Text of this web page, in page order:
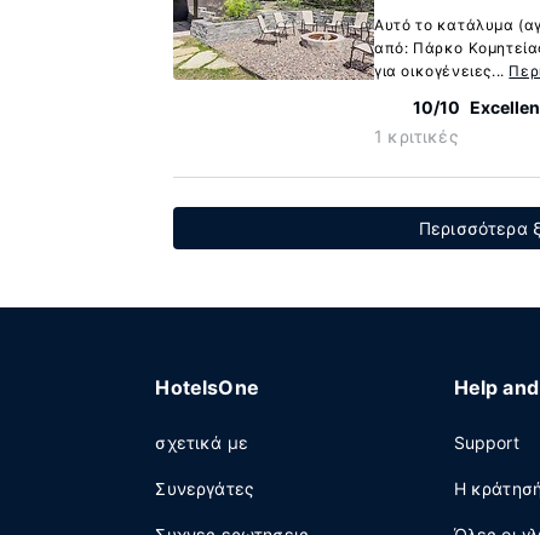
Αυτό το κατάλυμα
από: Πάρκο
για οικογένειες...
10/10
1 κριτικές
Περισσότερα
HotelsOne
σχετικά με
Συνεργάτες
Help
Support
Η